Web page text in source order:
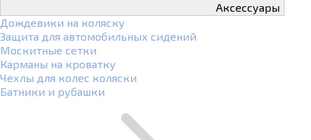
Аксессуары
Дождевики на коляску
Защита для автомобильных сидений
Москитные сетки
Карманы на кроватку
Чехлы для колес коляски
Батники и рубашки